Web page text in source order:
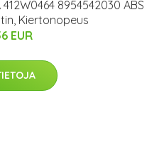
8954542030 ABS
Kiertonopeus
EUR